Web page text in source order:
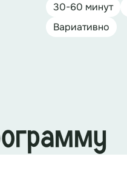
30-60 минут
Вариативно